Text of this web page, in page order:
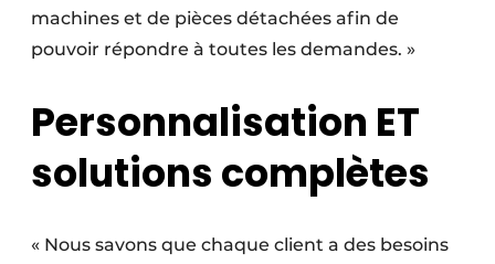
machines et de pièces détachées afin de
pouvoir répondre à toutes les demandes. »
Personnalisation ET
solutions complètes
« Nous savons que chaque client a des besoins